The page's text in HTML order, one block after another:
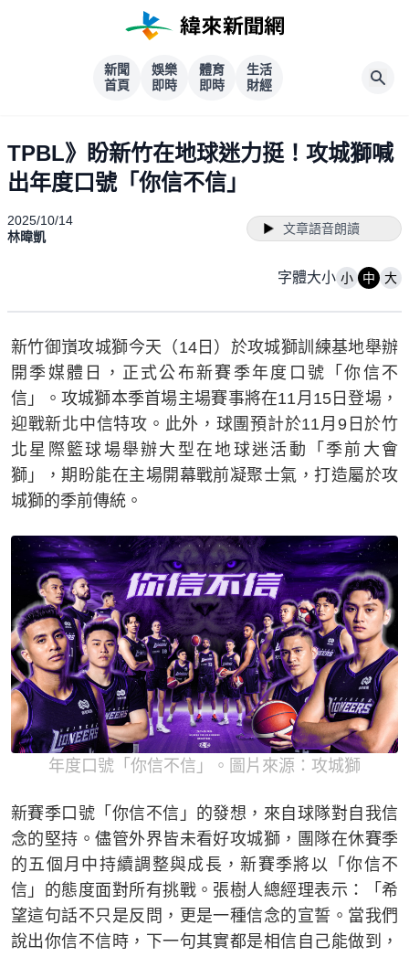
新聞
首頁
娛樂
即時
體育
即時
生活
財經
TPBL》盼新竹在地球迷力挺！攻城獅喊
出年度口號「你信不信」
2025/10/14
林暐凱
文章語音朗讀
字體大小 小 中 大
新竹御嵿攻城獅今天（14日）於攻城獅訓練基地舉辦
開季媒體日，正式公布新賽季年度口號「你信不
信」。攻城獅本季首場主場賽事將在11月15日登場，
迎戰新北中信特攻。此外，球團預計於11月9日於竹
北星際籃球場舉辦大型在地球迷活動「季前大會
獅」，期盼能在主場開幕戰前凝聚士氣，打造屬於攻
城獅的季前傳統。
年度口號「你信不信」。圖片來源：攻城獅
新賽季口號「你信不信」的發想，來自球隊對自我信
念的堅持。儘管外界皆未看好攻城獅，團隊在休賽季
的五個月中持續調整與成長，新賽季將以「你信不
信」的態度面對所有挑戰。張樹人總經理表示：「希
望這句話不只是反問，更是一種信念的宣誓。當我們
說出你信不信時，下一句其實都是相信自己能做到，